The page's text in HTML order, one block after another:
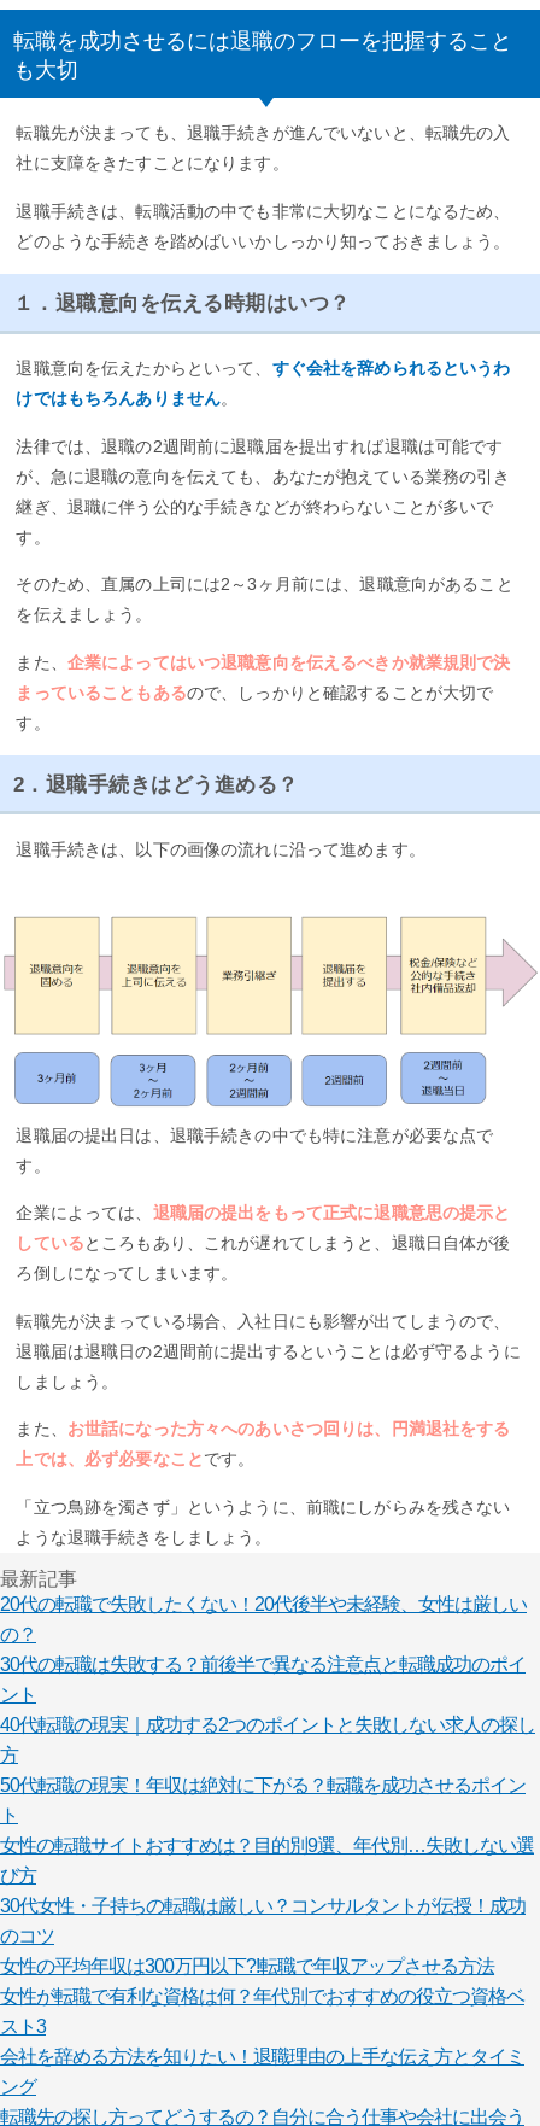
転職を成功させるには退職のフローを把握すること
も大切
転職先が決まっても、退職手続きが進んでいないと、転職先の入
社に支障をきたすことになります。
退職手続きは、転職活動の中でも非常に大切なことになるため、
どのような手続きを踏めばいいかしっかり知っておきましょう。
１．退職意向を伝える時期はいつ？
退職意向を伝えたからといって、 すぐ会社を辞められるというわ
けではもちろんありません。
法律では、退職の2週間前に退職届を提出すれば退職は可能です
が、急に退職の意向を伝えても、あなたが抱えている業務の引き
継ぎ、退職に伴う公的な手続きなどが終わらないことが多いで
す。
そのため、直属の上司には2～3ヶ月前には、退職意向があること
を伝えましょう。
また、 企業によってはいつ退職意向を伝えるべきか就業規則で決
まっていることもあるので、しっかりと確認することが大切で
す。
2．退職手続きはどう進める？
退職手続きは、以下の画像の流れに沿って進めます。
退職届の提出日は、退職手続きの中でも特に注意が必要な点で
す。
企業によっては、 退職届の提出をもって正式に退職意思の提示と
しているところもあり、これが遅れてしまうと、退職日自体が後
ろ倒しになってしまいます。
転職先が決まっている場合、入社日にも影響が出てしまうので、
退職届は退職日の2週間前に提出するということは必ず守るように
しましょう。
また、 お世話になった方々へのあいさつ回りは、円満退社をする
上では、必ず必要なことです。
「立つ鳥跡を濁さず」というように、前職にしがらみを残さない
ような退職手続きをしましょう。
最新記事
20代の転職で失敗したくない！20代後半や未経験、女性は厳しい
の？
30代の転職は失敗する？前後半で異なる注意点と転職成功のポイ
ント
40代転職の現実｜成功する2つのポイントと失敗しない求人の探し
方
50代転職の現実！年収は絶対に下がる？転職を成功させるポイン
ト
女性の転職サイトおすすめは？目的別9選、年代別…失敗しない選
び方
30代女性・子持ちの転職は厳しい？コンサルタントが伝授！成功
のコツ
女性の平均年収は300万円以下?!転職で年収アップさせる方法
女性が転職で有利な資格は何？年代別でおすすめの役立つ資格ベ
スト3
会社を辞める方法を知りたい！退職理由の上手な伝え方とタイミ
ング
転職先の探し方ってどうするの？自分に合う仕事や会社に出会う